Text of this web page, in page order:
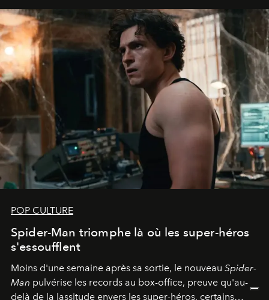
POP CULTURE
Spider-Man triomphe là où les super-héros
s'essoufflent
Moins d'une semaine après sa sortie, le nouveau Spider-
Man pulvérise les records au box-office, preuve qu'au-
delà de la lassitude envers les super-héros, certains